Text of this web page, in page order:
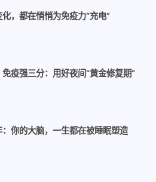
，都在悄悄为免疫力“充电”
疫强三分：用好夜间“黄金修复期”
你的大脑，一生都在被睡眠塑造